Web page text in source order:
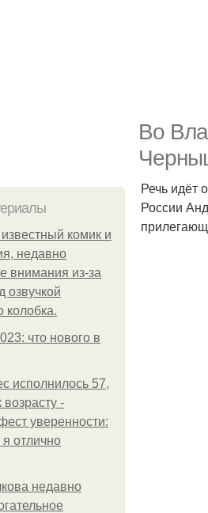
Во
комик и
недавно
внимания из-за
озвучкой
колобка.
что нового в
исполнилось 57,
-
уверенности:
я отлично
недавно
Речь идёт
России